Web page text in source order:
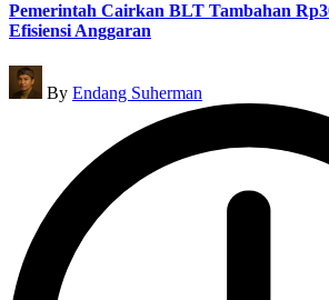
Pemerintah Cairkan BLT Tambahan
Efisiensi Anggaran
Posted
by
By Endang Suherman